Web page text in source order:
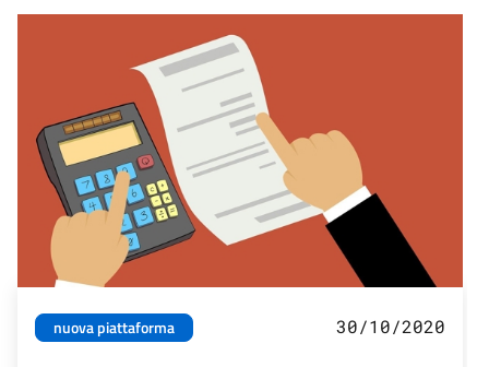
nuova piattaforma 30/10/2020